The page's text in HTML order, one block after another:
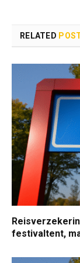
RELATED
festivaltent,